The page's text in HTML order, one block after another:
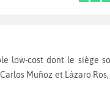
Muñoz et Lázaro